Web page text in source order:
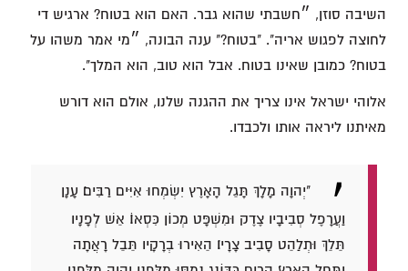
השיבה סוזן, ״חשבתי שהוא גבר. האם הוא בטוח? ארגיש די
לחוצה לפגוש אריה". "בטוח?" ענה הבונה, ״מי אמר משהו על
בטוח? כמובן שאינו בטוח. אבל הוא טוב, הוא המלך".
אלוהי ישראל אינו צריך את ההגנה שלנו, אולם הוא דורש
מאיתנו ליראה אותו ולכבדו.
"יְהוָה מָלָךְ תָּגֵל הָאָרֶץ יִשְׂמְחוּ אִיִּים רַבִּים׃ עָנָן
וַעֲרָפֶל סְבִיבָיו צֶדֶק וּמִשְׁפָּט מְכוֹן כִּסְאוֹ׃ אֵשׁ לְפָנָיו
תֵּלֵךְ וּתְלַהֵט סָבִיב צָרָיו׃ הֵאִירוּ בְרָקָיו תֵּבֵל רָאֲתָה